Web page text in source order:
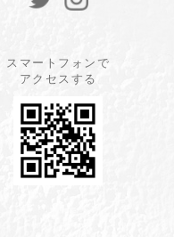
スマートフォンで
アクセスする